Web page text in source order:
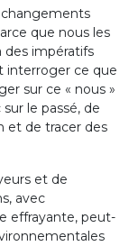
changements
que nous les
des impératifs
interroger ce que
sur ce « nous »
le passé, de
et de tracer des
et de
avec
effrayante, peut-